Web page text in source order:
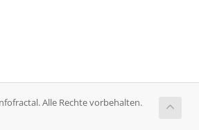
Alle Rechte vorbehalten.